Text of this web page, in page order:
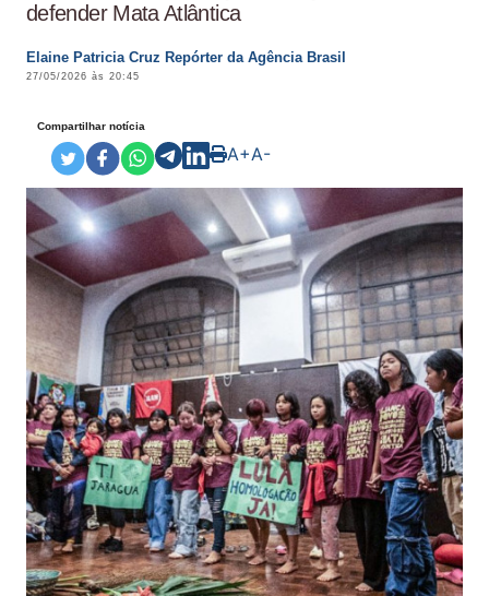
defender Mata Atlântica
Elaine Patricia Cruz Repórter da Agência Brasil
27/05/2026 às 20:45
Compartilhar notícia
A+A-